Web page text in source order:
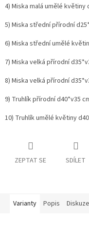
4) Miska malá umělé květiny
5) Miska střední přírodní
6) Miska střední umělé
7) Miska velká přírodní
8) Miska velká přírodní
9) Truhlík přírodní d40*v35
10) Truhlík umělé květiny
ZEPTAT SE SDÍLET
Varianty Popis Diskuze